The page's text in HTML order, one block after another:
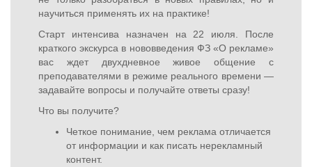
научиться применять их на практике!
Старт интенсива назначен на 22 июля. После
краткого экскурса в нововведения ФЗ «О рекламе»
вас ждет двухдневное живое общение с
преподавателями в режиме реального времени —
задавайте вопросы и получайте ответы сразу!
Что вы получите?
Четкое понимание, чем реклама отличается
от информации и как писать нерекламный
контент.